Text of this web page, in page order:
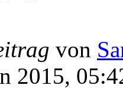
von
2015,